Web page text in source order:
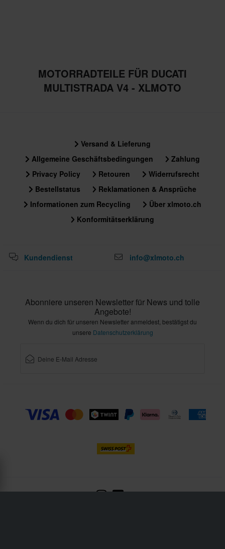
MOTORRADTEILE FÜR DUCATI
MULTISTRADA V4 - XLMOTO
Versand & Lieferung
Allgemeine Geschäftsbedingungen
Zahlung
Privacy Policy
Retouren
Widerrufsrecht
Bestellstatus
Reklamationen & Ansprüche
Informationen zum Recycling
Über xlmoto.ch
Konformitätserklärung
Kundendienst info@xlmoto.ch
Abonniere unseren Newsletter für News und tolle
Angebote!
Wenn du dich für unseren Newsletter anmeldest, bestätigst du
unsere Datenschutzerklärung